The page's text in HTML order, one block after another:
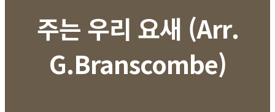
주는 우리 요새 (Arr.
G.Branscombe)